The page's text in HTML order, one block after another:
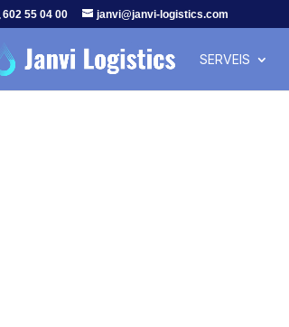
602 55 04 00 janvi@janvi-logistics.com
SERVEIS